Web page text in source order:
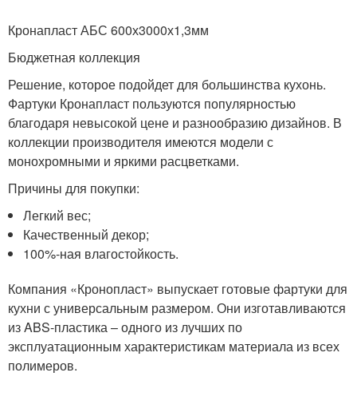
Кронапласт АБС 600х3000х1,3мм
Бюджетная коллекция
Решение, которое подойдет для большинства кухонь.
Фартуки Кронапласт пользуются популярностью
благодаря невысокой цене и разнообразию дизайнов. В
коллекции производителя имеются модели с
монохромными и яркими расцветками.
Причины для покупки:
Легкий вес;
Качественный декор;
100%-ная влагостойкость.
Компания «Кронопласт» выпускает готовые фартуки для
кухни с универсальным размером. Они изготавливаются
из ABS-пластика – одного из лучших по
эксплуатационным характеристикам материала из всех
полимеров.